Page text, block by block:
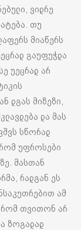
ვიდრე
თუ
მიაწერს
გაუფუჭდა
უეცრად არ
დგას მიზეზი,
და მას
სწორად
უფროსები
მასთან
რადგან ეს
ამ
რომ თვითონ არ
ზოგადად